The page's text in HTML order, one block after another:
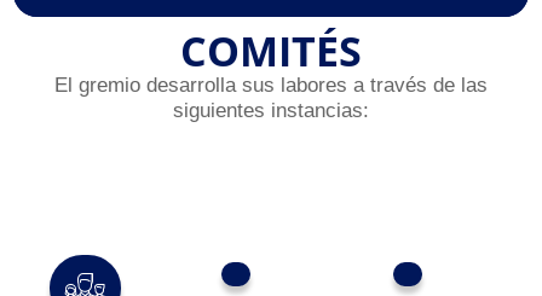
COMITÉS
El gremio desarrolla sus labores a través de las
siguientes instancias: